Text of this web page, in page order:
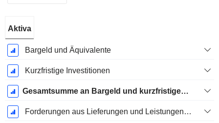
Geschäftsjahres:
Aktiva
Bargeld und Äquivalente
Kurzfristige Investitionen
Gesamtsumme an Bargeld und kurzfristigen Investitionen
Forderungen aus Lieferungen und Leistungen, Gesamt